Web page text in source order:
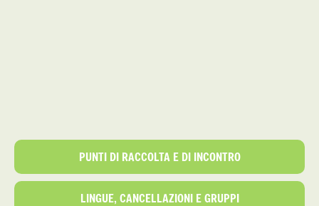
PUNTI DI RACCOLTA E DI INCONTRO
LINGUE, CANCELLAZIONI E GRUPPI